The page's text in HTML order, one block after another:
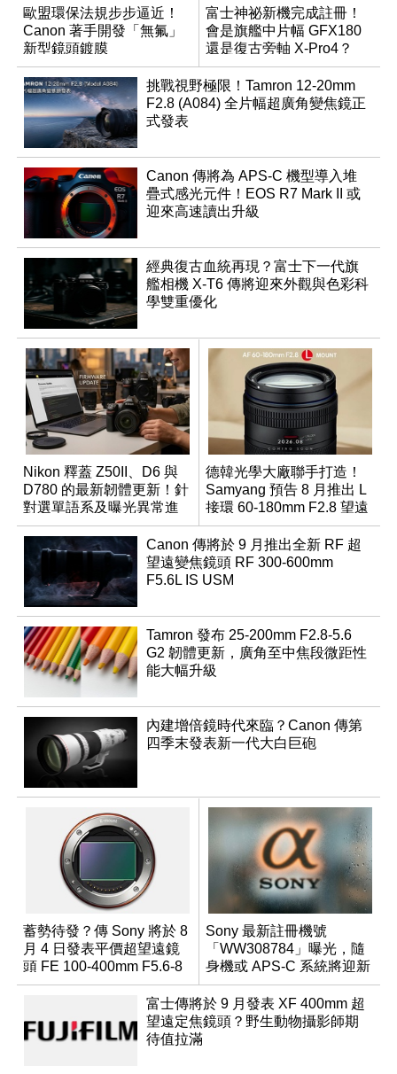
歐盟環保法規步步逼近！
Canon 著手開發「無氟」
新型鏡頭鍍膜
富士神祕新機完成註冊！
會是旗艦中片幅 GFX180
還是復古旁軸 X-Pro4？
挑戰視野極限！Tamron 12-20mm
F2.8 (A084) 全片幅超廣角變焦鏡正
式發表
Canon 傳將為 APS-C 機型導入堆
疊式感光元件！EOS R7 Mark II 或
迎來高速讀出升級
經典復古血統再現？富士下一代旗
艦相機 X-T6 傳將迎來外觀與色彩科
學雙重優化
Nikon 釋蓋 Z50II、D6 與
D780 的最新韌體更新！針
對選單語系及曝光異常進
行修復
德韓光學大廠聯手打造！
Samyang 預告 8 月推出 L
接環 60-180mm F2.8 望遠
變焦鏡
Canon 傳將於 9 月推出全新 RF 超
望遠變焦鏡頭 RF 300-600mm
F5.6L IS USM
Tamron 發布 25-200mm F2.8-5.6
G2 韌體更新，廣角至中焦段微距性
能大幅升級
內建增倍鏡時代來臨？Canon 傳第
四季末發表新一代大白巨砲
蓄勢待發？傳 Sony 將於 8
月 4 日發表平價超望遠鏡
頭 FE 100-400mm F5.6-8
Sony 最新註冊機號
「WW308784」曝光，隨
身機或 APS-C 系統將迎新
成員？
富士傳將於 9 月發表 XF 400mm 超
望遠定焦鏡頭？野生動物攝影師期
待值拉滿